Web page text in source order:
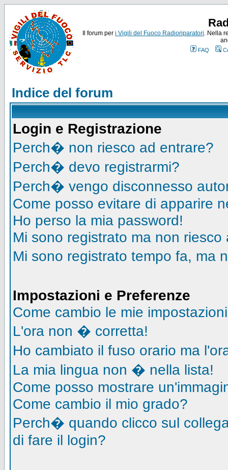
Il forum per i Vigili del Fuoco Radioriparatori. Nella
FAQ
Indice del forum
Login e Registrazione
Perch� non riesco ad entrare?
Perch� devo registrarmi?
Perch� vengo disconnesso
Come posso evitare di apparire
Ho perso la mia password!
Mi sono registrato ma non riesco
Mi sono registrato tempo fa, ma
Impostazioni e Preferenze
Come cambio le mie
L'ora non � corretta!
Ho cambiato il fuso orario ma
La mia lingua non � nella lista!
Come posso mostrare
Come cambio il mio grado?
Perch� quando clicco sul
di fare il login?